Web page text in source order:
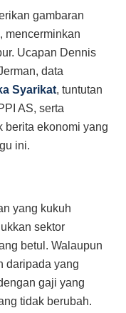
gambaran
mencerminkan
Ucapan Dennis
data
Syarikat, tuntutan
AS, serta
berita ekonomi yang
ini.
yang kukuh
sektor
betul. Walaupun
daripada yang
gaji yang
tidak berubah.